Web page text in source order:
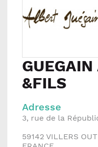
&FILS
Adresse
3, rue de la
59142 VILLERS